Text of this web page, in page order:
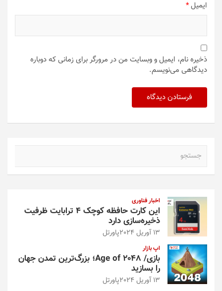
ایمیل*
ذخیره نام، ایمیل و وبسایت من در مرورگر برای زمانی که دوباره
دیدگاهی می‌نویسم.
اخبار فناوری
این کارت حافظه کوچک ۴ ترابایت ظرفیت
ذخیره‌سازی دارد
13 آوریل 2024 پاورتل
اپ بازار
بازی/ Age of 2048؛ بزرگ‌ترین تمدن جهان
را بسازید
13 آوریل 2024 پاورتل